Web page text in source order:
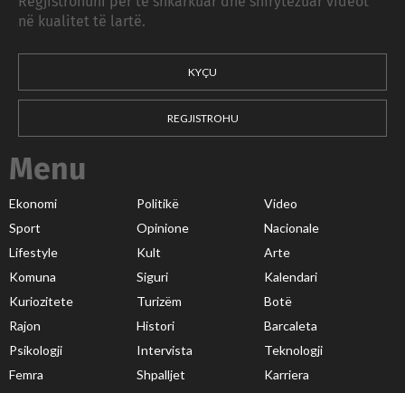
në kualitet të lartë.
KYÇU
REGJISTROHU
Menu
Ekonomi Politikë
Video
Sport
Opinione
Nacionale
Lifestyle
Kult
Arte
Komuna
Siguri
Kalendari
Kuriozitete
Turizëm
Botë
Rajon
Histori
Barcaleta
Psikologji
Intervista
Teknologji
Femra
Shpalljet Karriera